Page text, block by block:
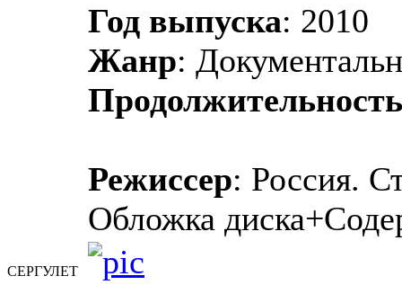
СЕРГУЛЕТ
Год выпуска: 2010
Жанр:
Продолжительность
Режиссер: Россия.
Обложка